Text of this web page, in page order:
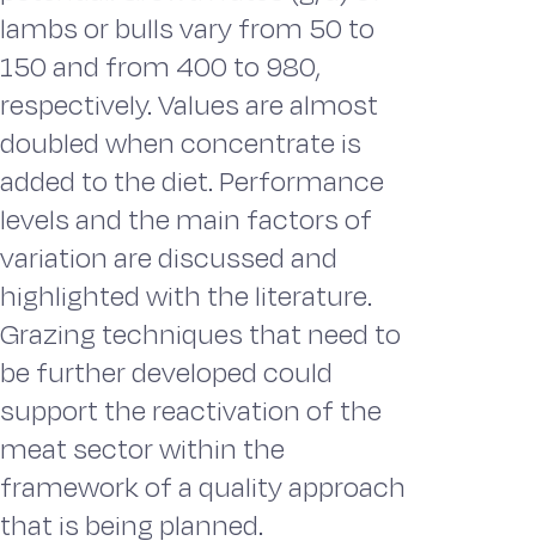
lambs or bulls vary from 50 to
150 and from 400 to 980,
respectively. Values are almost
doubled when concentrate is
added to the diet. Performance
levels and the main factors of
variation are discussed and
highlighted with the literature.
Grazing techniques that need to
be further developed could
support the reactivation of the
meat sector within the
framework of a quality approach
that is being planned.